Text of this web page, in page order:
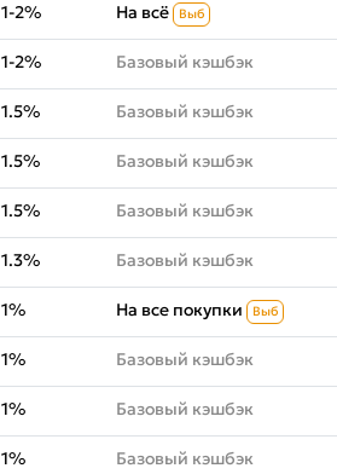
1-2% На всё Выб
1-2% Базовый кэшбэк
1.5% Базовый кэшбэк
1.5% Базовый кэшбэк
1.5% Базовый кэшбэк
1.3% Базовый кэшбэк
1% На все покупки Выб
1% Базовый кэшбэк
1% Базовый кэшбэк
1% Базовый кэшбэк